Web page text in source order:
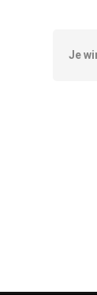
Je